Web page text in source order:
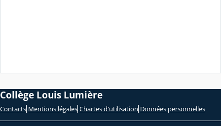
Collège Louis Lumière
Contacts Mentions légales Chartes d'utilisation Données personnelles